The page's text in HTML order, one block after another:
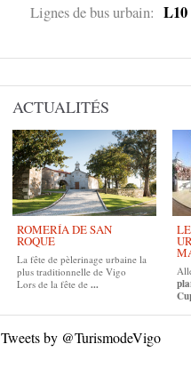
Lignes de bus urbain: L10
ACTUALITÉS
ROMERÍA DE SAN
ROQUE
La fête de pèlerinage urbaine la
plus traditionnelle de Vigo
Lors de la fête de ...
Tweets by @TurismodeVigo